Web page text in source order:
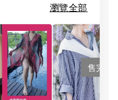
瀏覽全部
售完